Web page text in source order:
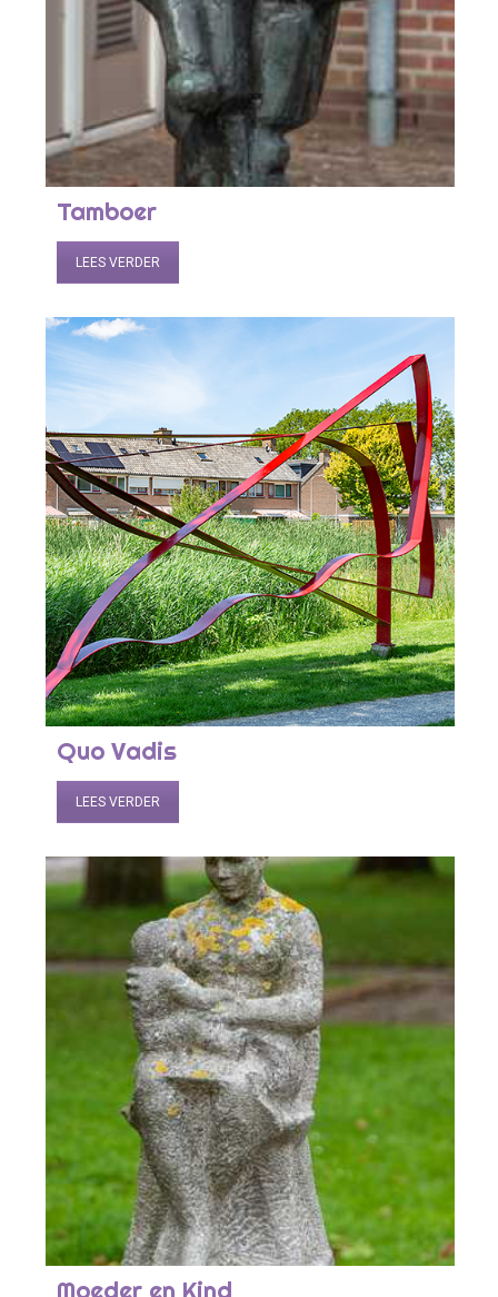
Tamboer
LEES VERDER
Quo Vadis
LEES VERDER
Moeder en Kind